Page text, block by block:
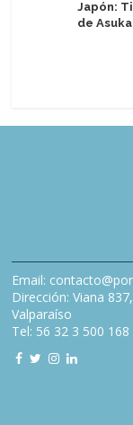
Japón:
de
Email:
Dirección: Viana
Valparaíso
Tel: 56 32 3 500 168